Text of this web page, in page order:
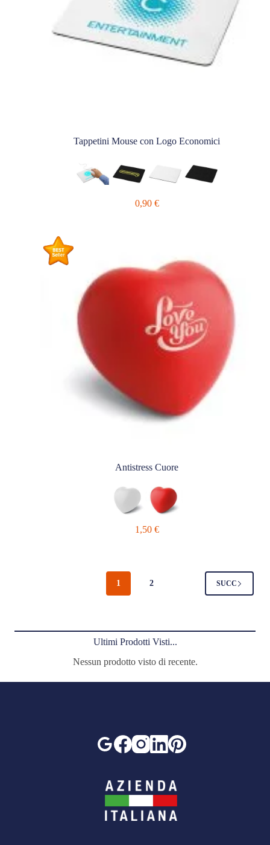
Tappetini Mouse con Logo Economici
0,90 €
Antistress Cuore
1,50 €
1 2 SUCC
Ultimi Prodotti Visti...
Nessun prodotto visto di recente.